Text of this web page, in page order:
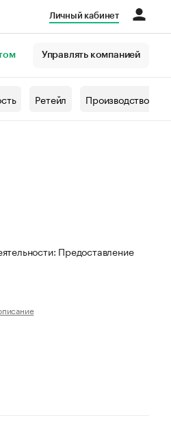
Личный кабинет
Управлять компанией
Ретейл Производство
Предоставление